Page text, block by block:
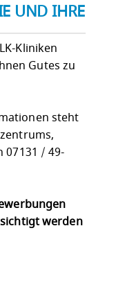
UND IHRE
Kliniken
Gutes zu
steht
07131 / 49-
werden